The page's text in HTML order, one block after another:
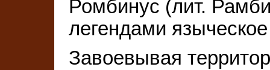
Ромбинус (лит.
легендами
Завоевывая